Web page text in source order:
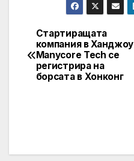
Post
navigation
Стартиращата
компания в Ханджоу
Manycore Tech се
регистрира на
борсата в Хонконг